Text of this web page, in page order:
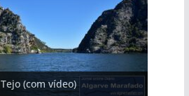
(com vídeo)
com cascata
de Portugal (com